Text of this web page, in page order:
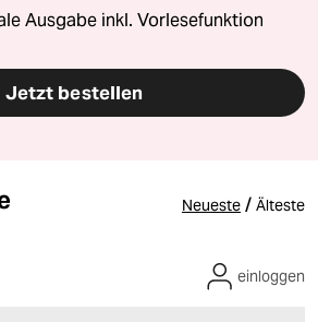
Ausgabe inkl. Vorlesefunktion
Jetzt bestellen
Neueste / Älteste
einloggen